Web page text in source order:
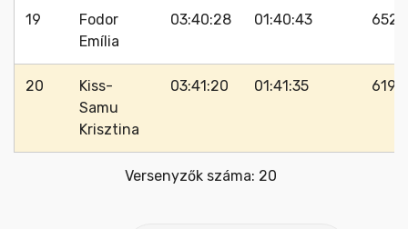
19
Fodor
Emília
03:40:28 01:40:43 652
20
Kiss-
Samu
Krisztina
03:41:20 01:41:35 619
Versenyzők száma: 20